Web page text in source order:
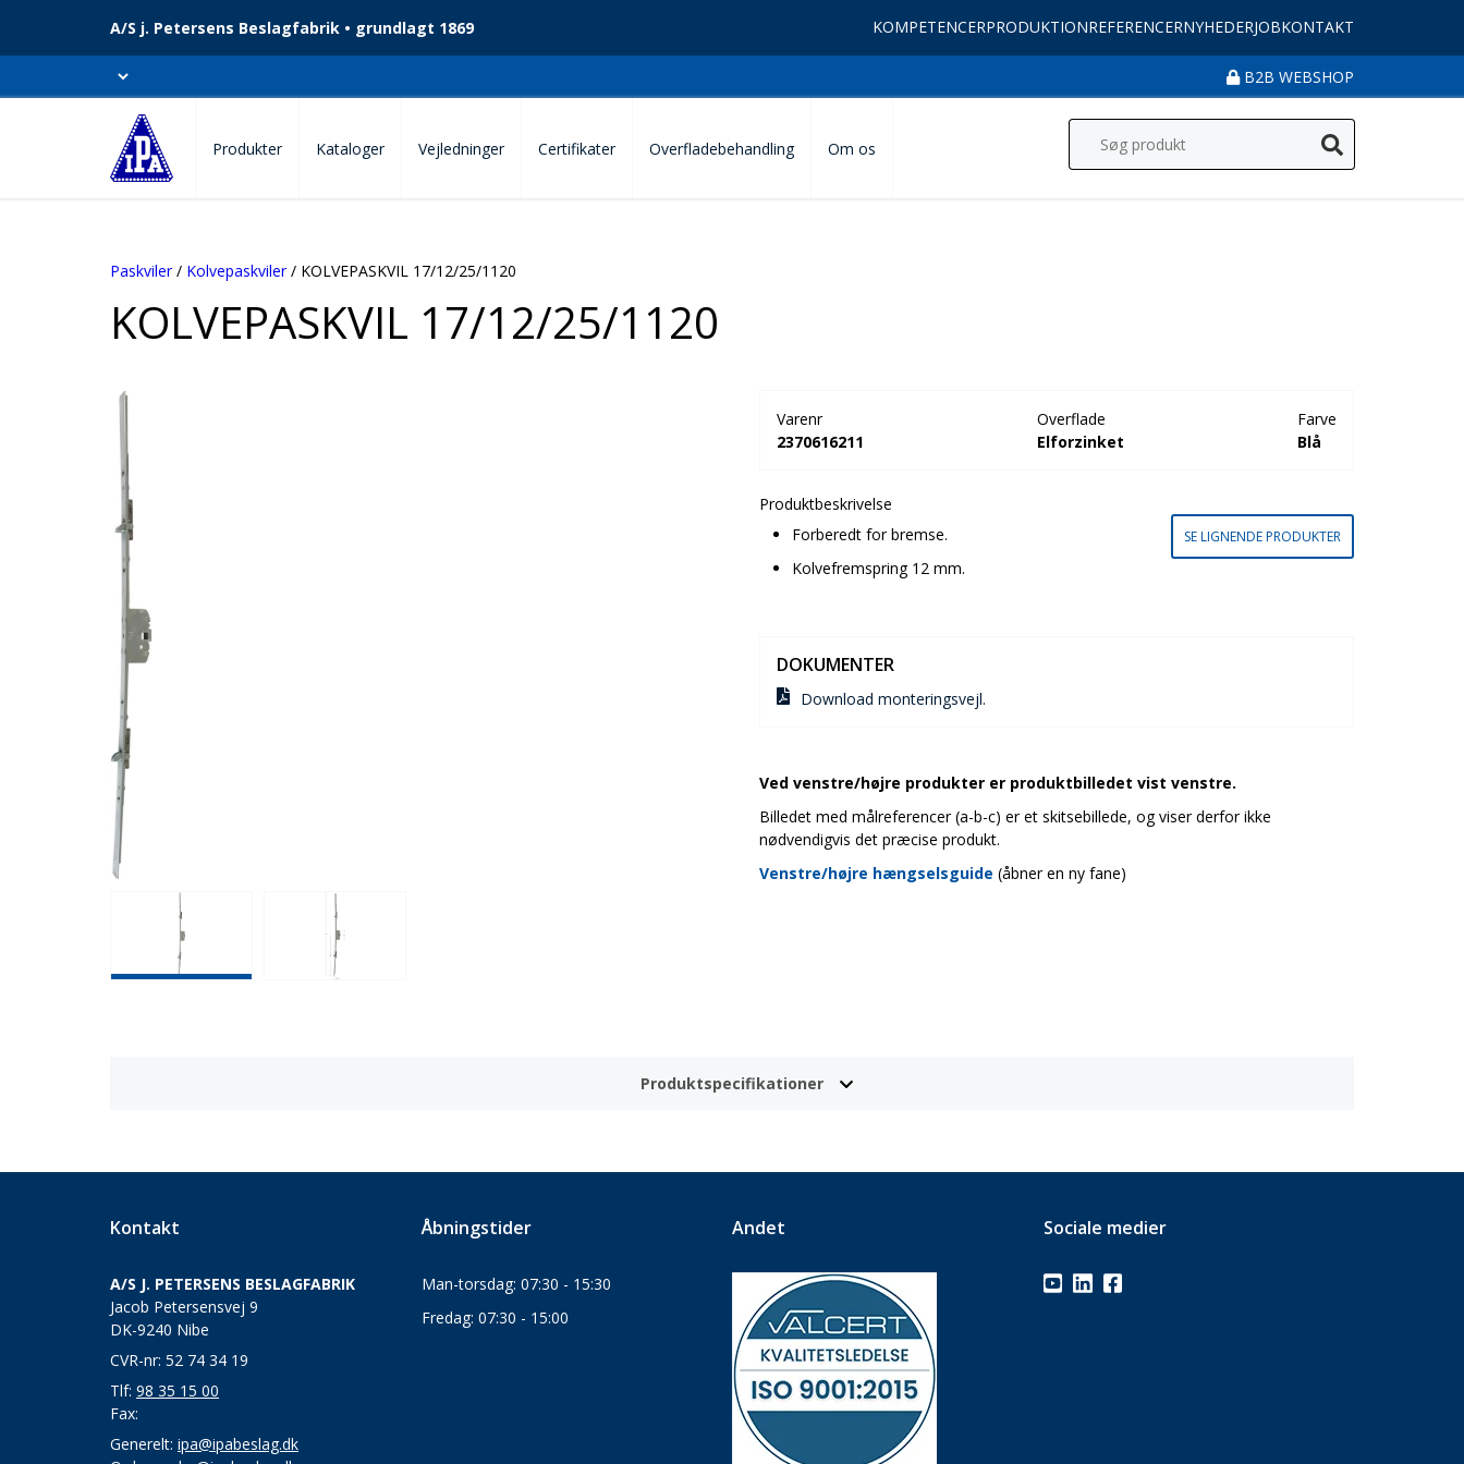
A/S j. Petersens Beslagfabrik • grundlagt 1869 KOMPETENCERPRODUKTIONREFERENCERNYHEDERJOBKONTAKT
B2B WEBSHOP
Produkter Kataloger Vejledninger Certifikater Overfladebehandling Om os
Paskviler/ Kolvepaskviler/ KOLVEPASKVIL 17/12/25/1120
KOLVEPASKVIL 17/12/25/1120
Varenr
2370616211
Overflade
Elforzinket
Farve
Blå
Produktbeskrivelse
Forberedt for bremse.
Kolvefremspring 12 mm.
SE LIGNENDE PRODUKTER
DOKUMENTER
Download monteringsvejl.
Ved venstre/højre produkter er produktbilledet vist venstre.
Billedet med målreferencer (a-b-c) er et skitsebillede, og viser derfor ikke
nødvendigvis det præcise produkt.
Venstre/højre hængselsguide (åbner en ny fane)
Produktspecifikationer
Kontakt
A/S J. PETERSENS BESLAGFABRIK
Jacob Petersensvej 9
DK-9240 Nibe
CVR-nr: 52 74 34 19
Tlf: 98 35 15 00
Fax:
Generelt: ipa@ipabeslag.dk
Åbningstider
Man-torsdag: 07:30 - 15:30
Fredag: 07:30 - 15:00
Andet Sociale medier